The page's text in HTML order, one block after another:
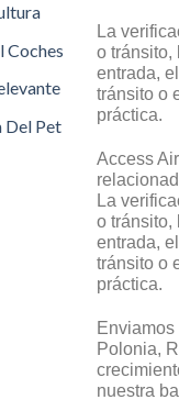
Coches
Del Pet
La
o tránsito,
entrada,
tránsito o
práctica.
Access
La
o tránsito,
entrada,
tránsito o
práctica.
Polonia,
nuestra